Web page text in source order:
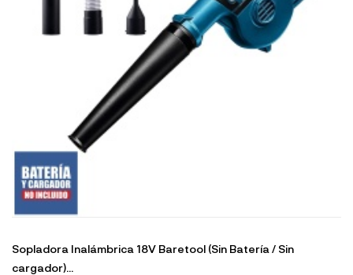
Sopladora Inalámbrica 18V Baretool (Sin Batería / Sin
cargador)...